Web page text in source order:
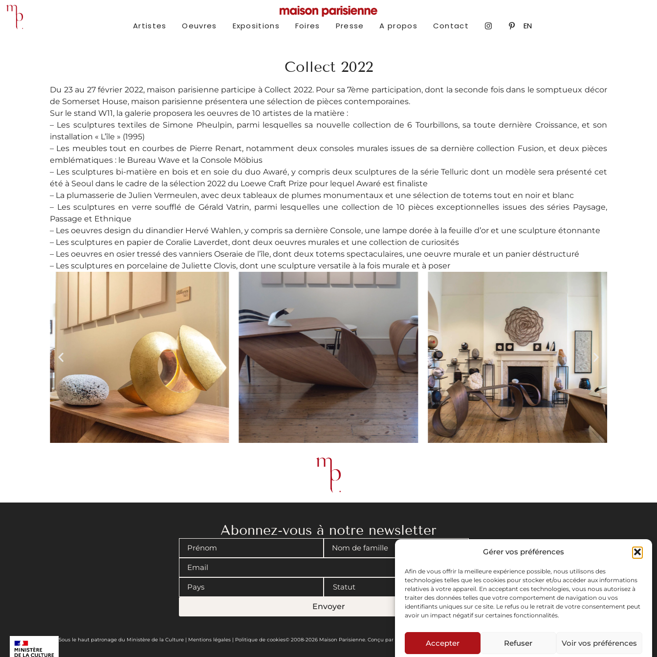
Gérer vos préférences
Afin de vous offrir la meilleure expérience possible, nous utilisons des
technologies telles que les cookies pour stocker et/ou accéder aux informations
relatives à votre appareil. En acceptant ces technologies, vous nous autorisez à
traiter des données telles que votre comportement de navigation ou vos
identifiants uniques sur ce site. Le refus ou le retrait de votre consentement peut
avoir un impact négatif sur certaines fonctionnalités.
Accepter Refuser Voir vos préférences
Artistes Oeuvres Expositions Foires Presse A propos Contact EN
Collect 2022
Du 23 au 27 février 2022, maison parisienne participe à Collect 2022. Pour sa 7ème participation, dont la seconde fois dans le somptueux décor
de Somerset House, maison parisienne présentera une sélection de pièces contemporaines.
Sur le stand W11, la galerie proposera les oeuvres de 10 artistes de la matière :
– Les sculptures textiles de Simone Pheulpin, parmi lesquelles sa nouvelle collection de 6 Tourbillons, sa toute dernière Croissance, et son
installation « L’île » (1995)
– Les meubles tout en courbes de Pierre Renart, notamment deux consoles murales issues de sa dernière collection Fusion, et deux pièces
emblématiques : le Bureau Wave et la Console Möbius
– Les sculptures bi-matière en bois et en soie du duo Awaré, y compris deux sculptures de la série Telluric dont un modèle sera présenté cet
été à Seoul dans le cadre de la sélection 2022 du Loewe Craft Prize pour lequel Awaré est finaliste
– La plumasserie de Julien Vermeulen, avec deux tableaux de plumes monumentaux et une sélection de totems tout en noir et blanc
– Les sculptures en verre soufflé de Gérald Vatrin, parmi lesquelles une collection de 10 pièces exceptionnelles issues des séries Paysage,
Passage et Ethnique
– Les oeuvres design du dinandier Hervé Wahlen, y compris sa dernière Console, une lampe dorée à la feuille d’or et une sculpture étonnante
– Les sculptures en papier de Coralie Laverdet, dont deux oeuvres murales et une collection de curiosités
– Les oeuvres en osier tressé des vanniers Oseraie de l’île, dont deux totems spectaculaires, une oeuvre murale et un panier déstructuré
– Les sculptures en porcelaine de Juliette Clovis, dont une sculpture versatile à la fois murale et à poser
Abonnez-vous à notre newsletter
Envoyer
Sous le haut patronage du Ministère de la Culture | Mentions légales | Politique de cookies© 2008-2026 Maison Parisienne. Conçu par Artview.